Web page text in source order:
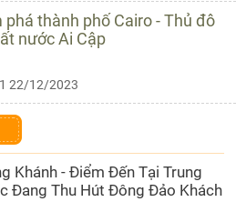
phá thành phố Cairo - Thủ đô
nước Ai Cập
22/12/2023
Khánh - Điểm Đến Tại Trung
Đang Thu Hút Đông Đảo Khách